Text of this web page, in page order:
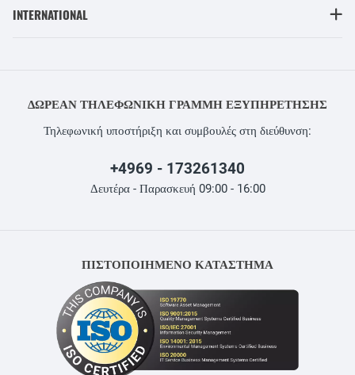
INTERNATIONAL
ΔΩΡΕΆΝ ΤΗΛΕΦΩΝΙΚΉ ΓΡΑΜΜΉ ΕΞΥΠΗΡΈΤΗΣΗΣ
Τηλεφωνική υποστήριξη και συμβουλές στη διεύθυνση:
+4969 - 173261340
Δευτέρα - Παρασκευή 09:00 - 16:00
ΠΙΣΤΟΠΟΙΗΜΕΝΟ ΚΑΤΑΣΤΗΜΑ